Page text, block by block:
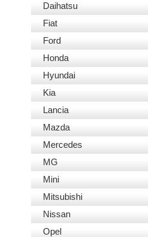
Daihatsu
Fiat
Ford
Honda
Hyundai
Kia
Lancia
Mazda
Mercedes
MG
Mini
Mitsubishi
Nissan
Opel